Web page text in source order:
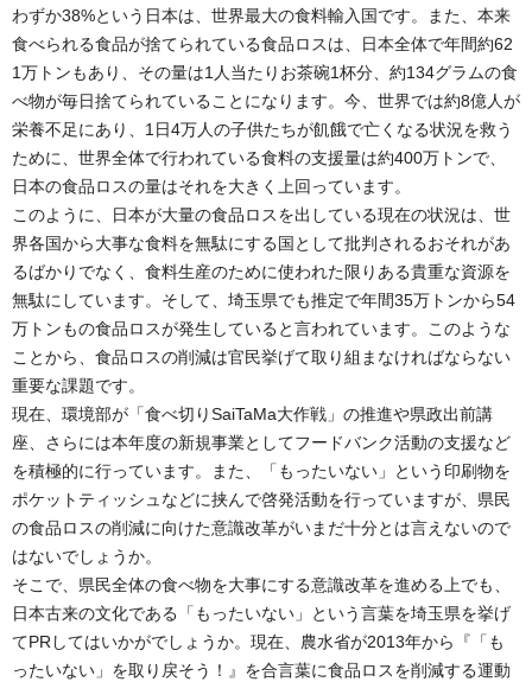
わずか38%という日本は、世界最大の食料輸入国です。また、本来
食べられる食品が捨てられている食品ロスは、日本全体で年間約62
1万トンもあり、その量は1人当たりお茶碗1杯分、約134グラムの食
べ物が毎日捨てられていることになります。今、世界では約8億人が
栄養不足にあり、1日4万人の子供たちが飢餓で亡くなる状況を救う
ために、世界全体で行われている食料の支援量は約400万トンで、
日本の食品ロスの量はそれを大きく上回っています。
このように、日本が大量の食品ロスを出している現在の状況は、世
界各国から大事な食料を無駄にする国として批判されるおそれがあ
るばかりでなく、食料生産のために使われた限りある貴重な資源を
無駄にしています。そして、埼玉県でも推定で年間35万トンから54
万トンもの食品ロスが発生していると言われています。このような
ことから、食品ロスの削減は官民挙げて取り組まなければならない
重要な課題です。
現在、環境部が「食べ切りSaiTaMa大作戦」の推進や県政出前講
座、さらには本年度の新規事業としてフードバンク活動の支援など
を積極的に行っています。また、「もったいない」という印刷物を
ポケットティッシュなどに挟んで啓発活動を行っていますが、県民
の食品ロスの削減に向けた意識改革がいまだ十分とは言えないので
はないでしょうか。
そこで、県民全体の食べ物を大事にする意識改革を進める上でも、
日本古来の文化である「もったいない」という言葉を埼玉県を挙げ
てPRしてはいかがでしょうか。現在、農水省が2013年から『「も
ったいない」を取り戻そう！』を合言葉に食品ロスを削減する運動